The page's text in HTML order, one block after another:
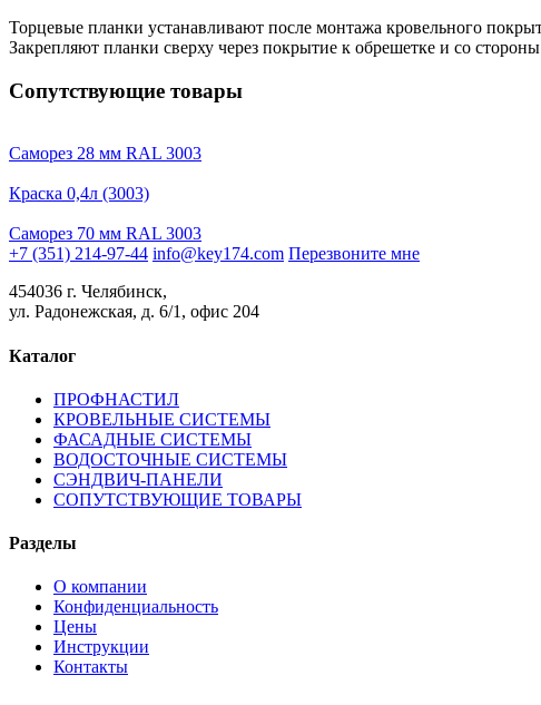
Торцевые планки устанавливают после монтажа кровельного
Закрепляют планки сверху через покрытие к обрешетке и со
Сопутствующие товары
Саморез 28 мм RAL 3003
Краска 0,4л (3003)
Саморез 70 мм RAL 3003
+7 (351) 214-97-44 info@key174.com Перезвоните мне
454036 г. Челябинск,
ул. Радонежская, д. 6/1, офис 204
Каталог
ПРОФНАСТИЛ
КРОВЕЛЬНЫЕ СИСТЕМЫ
ФАСАДНЫЕ СИСТЕМЫ
ВОДОСТОЧНЫЕ СИСТЕМЫ
СЭНДВИЧ-ПАНЕЛИ
СОПУТСТВУЮЩИЕ ТОВАРЫ
Разделы
О компании
Конфиденциальность
Цены
Инструкции
Контакты